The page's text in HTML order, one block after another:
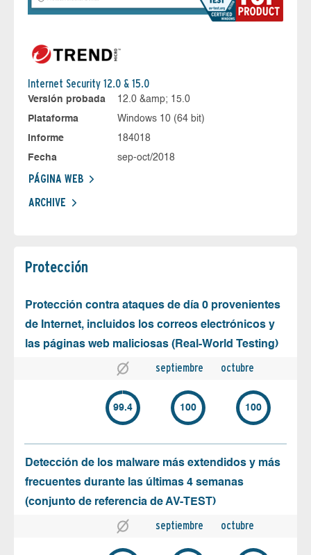
Internet Security 12.0 & 15.0
Versión probada
12.0 &amp; 15.0
Plataforma
Windows 10 (64 bit)
Informe
184018
Fecha
sep-oct/2018
PÁGINA WEB
ARCHIVE
Protección
Protección contra ataques de día 0 provenientes
de Internet, incluidos los correos electrónicos y
las páginas web maliciosas (Real-World Testing)
septiembre octubre
99.4 100 100
Detección de los malware más extendidos y más
frecuentes durante las últimas 4 semanas
(conjunto de referencia de AV-TEST)
septiembre octubre